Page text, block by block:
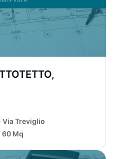
Via Treviglio
60 Mq